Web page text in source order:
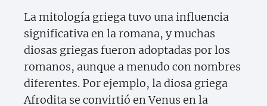
La mitología griega tuvo una influencia
significativa en la romana, y muchas
diosas griegas fueron adoptadas por los
romanos, aunque a menudo con nombres
diferentes. Por ejemplo, la diosa griega
Afrodita se convirtió en Venus en la